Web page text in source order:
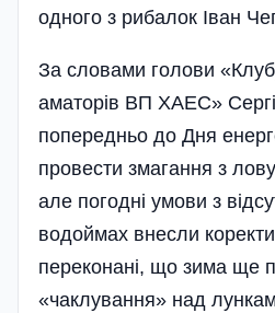
одного з рибалок Іван
За словами голови
аматорів ВП ХАЕС»
попередньо до Дня
провести змагання з
але погодні умови з
водоймах внесли
переконані, що зима ще
«чаклування» над